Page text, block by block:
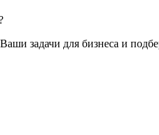
задачи для бизнеса и